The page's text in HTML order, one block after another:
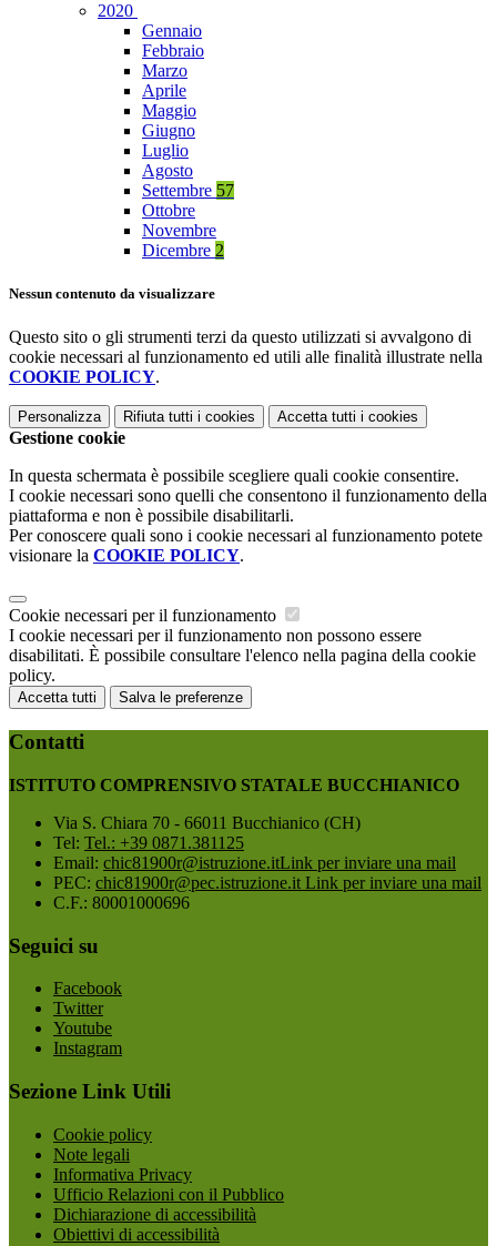
2020
Gennaio
Febbraio
Marzo
Aprile
Maggio
Giugno
Luglio
Agosto
Settembre 57
Ottobre
Novembre
Dicembre 2
Nessun contenuto da visualizzare
Questo sito o gli strumenti terzi da questo utilizzati si avvalgono di
cookie necessari al funzionamento ed utili alle finalità illustrate nella
COOKIE POLICY.
Personalizza Rifiuta tutti i cookies Accetta tutti i cookies
Gestione cookie
In questa schermata è possibile scegliere quali cookie consentire.
I cookie necessari sono quelli che consentono il funzionamento della
piattaforma e non è possibile disabilitarli.
Per conoscere quali sono i cookie necessari al funzionamento potete
visionare la COOKIE POLICY.
Cookie necessari per il funzionamento
I cookie necessari per il funzionamento non possono essere
disabilitati. È possibile consultare l'elenco nella pagina della cookie
policy.
Accetta tutti Salva le preferenze
Contatti
ISTITUTO COMPRENSIVO STATALE BUCCHIANICO
Via S. Chiara 70 - 66011 Bucchianico (CH)
Tel: Tel.: +39 0871.381125
Email: chic81900r@istruzione.itLink per inviare una mail
PEC: chic81900r@pec.istruzione.it Link per inviare una mail
C.F.: 80001000696
Seguici su
Facebook
Twitter
Youtube
Instagram
Sezione Link Utili
Cookie policy
Note legali
Informativa Privacy
Ufficio Relazioni con il Pubblico
Dichiarazione di accessibilità
Obiettivi di accessibilità